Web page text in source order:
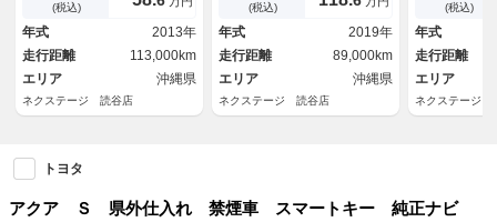
コン ＣＤ ＤＶＤ再生 電動
格納ミラー 横滑り防止装置
(税込)
年式
2013年
走行距離
113,000km
エリア
沖縄県
ネクステージ 読谷店
ッド ＥＴＣ２．０ クルコ
ン 純正１５インチアルミ オ
ートハイビーム
(税込)
年式
2019年
走行距離
89,000km
エリア
沖縄県
ネクステージ 読谷店
正１６イン
イト オート
ｅｔｏｏｔ
(税込)
年式
走行距離
エリア
ネクステージ
トヨタ
アクア Ｓ 県外仕入れ 禁煙車 スマートキー 純正ナビ